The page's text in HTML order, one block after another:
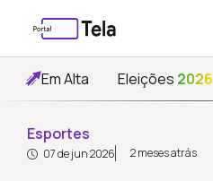
Em Alta Eleições 2026
Esportes
07 de jun 2026 2 meses atrás